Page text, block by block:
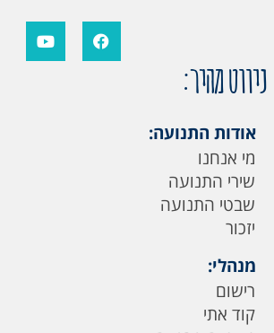
ניווט מהיר:
אודות התנועה:
מי אנחנו
שירי התנועה
שבטי התנועה
יזכור
מנהלי:
רישום
קוד אתי